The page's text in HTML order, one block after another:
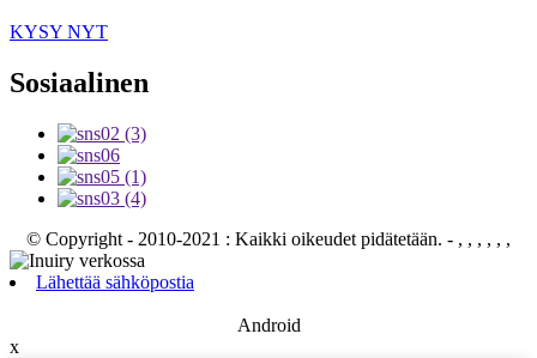
KYSY NYT
Sosiaalinen
© Copyright - 2010-2021 : Kaikki oikeudet pidätetään. - , , , , , ,
Lähettää sähköpostia
Android
x